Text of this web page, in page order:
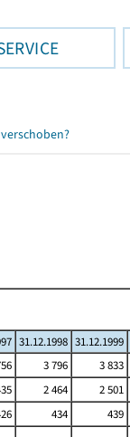
31.12.1998 31.12.1999
3 796 3 833
2 464 2 501
434 439